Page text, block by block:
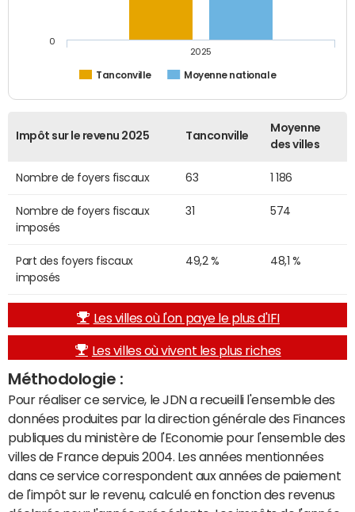
Tanconville Moyenne nationale
2025
0
Impôt sur le revenu 2025 Tanconville
Moyenne
des villes
Nombre de foyers fiscaux 63 1 186
Nombre de foyers fiscaux
imposés
31 574
Part des foyers fiscaux
imposés
49,2 % 48,1 %
Les villes où l'on paye le plus d'IFI
Les villes où vivent les plus riches
Méthodologie :
Pour réaliser ce service, le JDN a recueilli l'ensemble des
données produites par la direction générale des Finances
publiques du ministère de l'Economie pour l'ensemble des
villes de France depuis 2004. Les années mentionnées
dans ce service correspondent aux années de paiement
de l'impôt sur le revenu, calculé en fonction des revenus